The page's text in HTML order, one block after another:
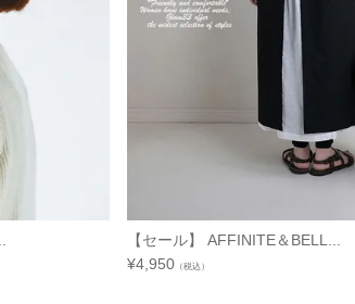
【セール】 AFFINITE＆BELL...
¥4,950（税込）